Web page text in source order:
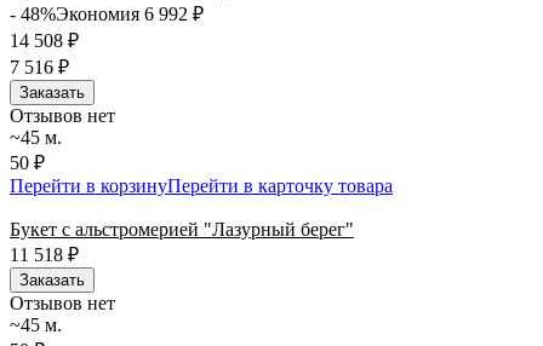
- 48%Экономия 6 992 ₽
14 508 ₽
7 516 ₽
Заказать
Отзывов нет
~45 м.
50 ₽
Перейти в корзинуПерейти в карточку товара
Букет с альстромерией "Лазурный берег"
11 518 ₽
Заказать
Отзывов нет
~45 м.